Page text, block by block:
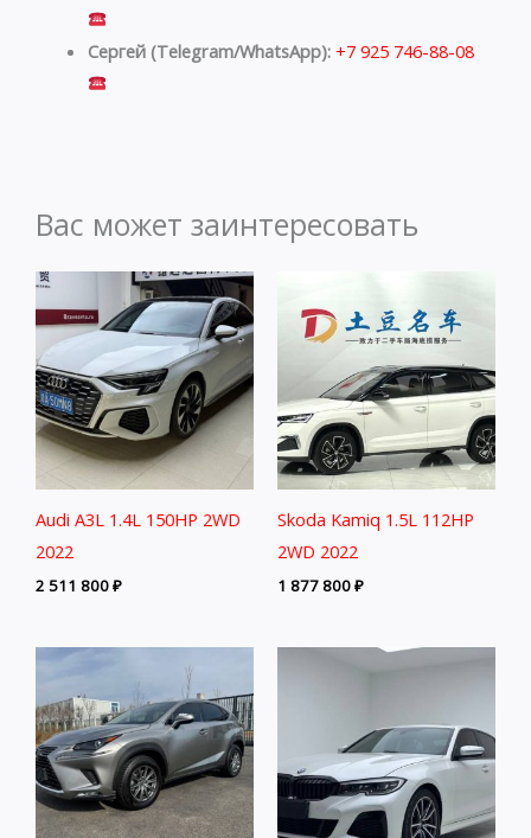
Сергей (Telegram/WhatsApp): +7 925 746-88-08
Вас может заинтересовать
Audi A3L 1.4L 150HP 2WD
2022
2 511 800₽
Skoda Kamiq 1.5L 112HP
2WD 2022
1 877 800₽